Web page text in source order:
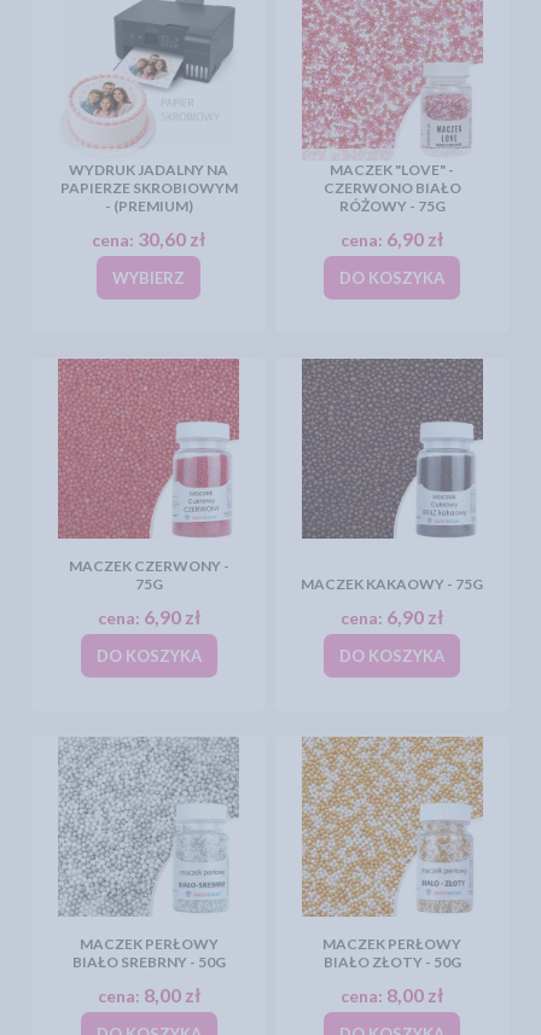
WYDRUK JADALNY NA
PAPIERZE SKROBIOWYM
- (PREMIUM)
cena: 30,60 zł
WYBIERZ
MACZEK "LOVE" -
CZERWONO BIAŁO
RÓŻOWY - 75G
cena: 6,90 zł
DO KOSZYKA
MACZEK CZERWONY -
75G
cena: 6,90 zł
DO KOSZYKA
MACZEK KAKAOWY - 75G
cena: 6,90 zł
DO KOSZYKA
MACZEK PERŁOWY
BIAŁO SREBRNY - 50G
cena: 8,00 zł
MACZEK PERŁOWY
BIAŁO ZŁOTY - 50G
cena: 8,00 zł